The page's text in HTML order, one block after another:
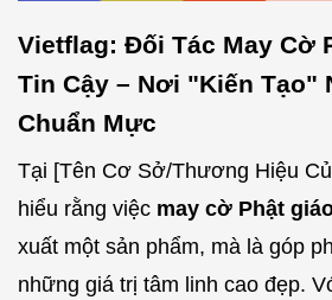
Vietflag: Đối Tác May Cờ
Tin Cậy – Nơi "Kiến Tạo"
Chuẩn Mực
Tại [Tên Cơ Sở/Thương Hiệu
hiểu rằng việc may cờ Phật
xuất một sản phẩm, mà là góp
những giá trị tâm linh cao đẹp.